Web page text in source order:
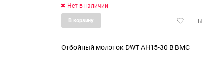
Нет в наличии
Добавить
В корзину
Отбойный молоток DWT AH15-30 B BMC